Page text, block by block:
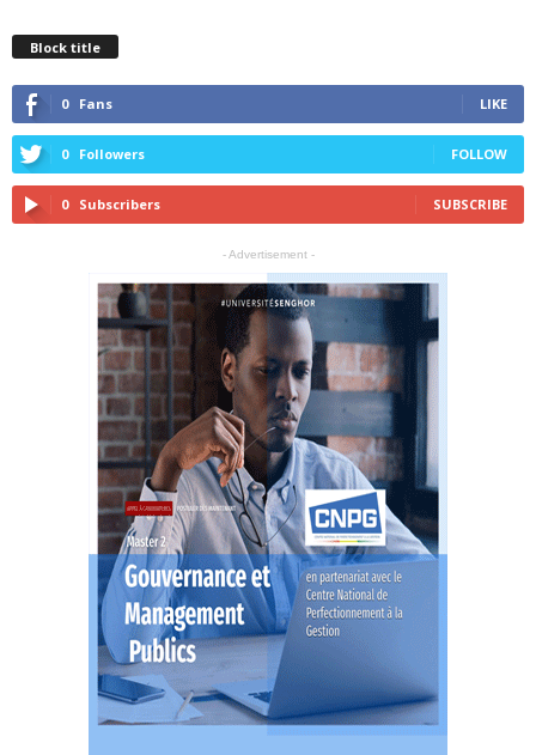
Block title
0 Fans LIKE
0 Followers FOLLOW
0 Subscribers SUBSCRIBE
- Advertisement -